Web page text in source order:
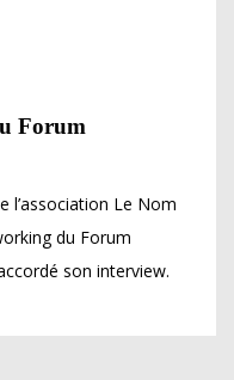
Forum
l’association Le Nom
du Forum
son interview.